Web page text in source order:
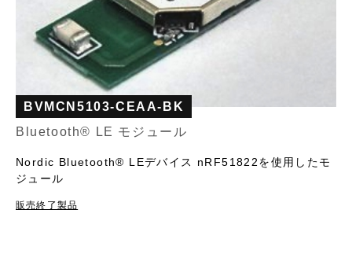
BVMCN5103-CEAA-BK
Bluetooth®︎ LE モジュール
Nordic Bluetooth®︎ LEデバイス nRF51822を使用したモ
ジュール
販売終了製品